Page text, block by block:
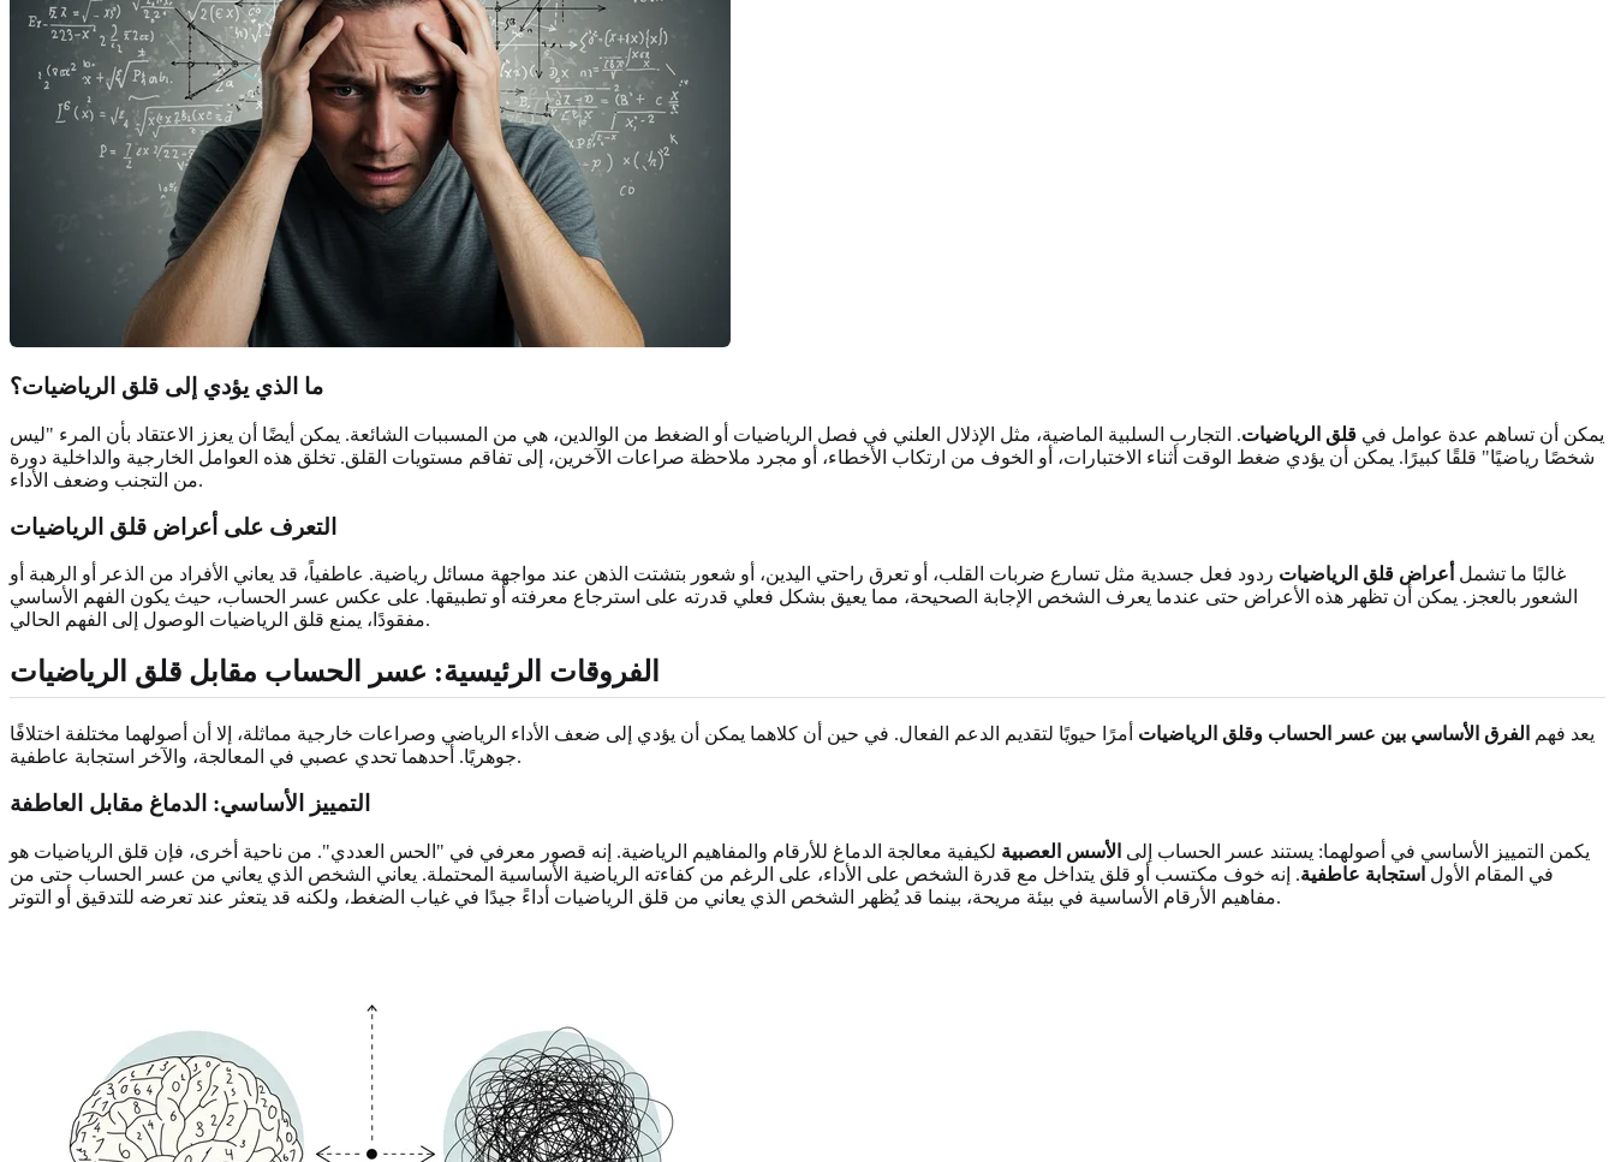
ما الذي يؤدي إلى قلق الرياضيات؟
يمكن أن تساهم عدة عوامل في قلق الرياضيات. التجارب السلبية الماضية، مثل الإذلال العلني في فصل الرياضيات أو الضغط من الوالدين، هي من المسببات الشائعة. يمكن أيضًا أن يعزز الاعتقاد بأن المرء "ليس
شخصًا رياضيًا" قلقًا كبيرًا. يمكن أن يؤدي ضغط الوقت أثناء الاختبارات، أو الخوف من ارتكاب الأخطاء، أو مجرد ملاحظة صراعات الآخرين، إلى تفاقم مستويات القلق. تخلق هذه العوامل الخارجية والداخلية دورة
من التجنب وضعف الأداء.
التعرف على أعراض قلق الرياضيات
غالبًا ما تشمل أعراض قلق الرياضيات ردود فعل جسدية مثل تسارع ضربات القلب، أو تعرق راحتي اليدين، أو شعور بتشتت الذهن عند مواجهة مسائل رياضية. عاطفياً، قد يعاني الأفراد من الذعر أو الرهبة أو
الشعور بالعجز. يمكن أن تظهر هذه الأعراض حتى عندما يعرف الشخص الإجابة الصحيحة، مما يعيق بشكل فعلي قدرته على استرجاع معرفته أو تطبيقها. على عكس عسر الحساب، حيث يكون الفهم الأساسي
مفقودًا، يمنع قلق الرياضيات الوصول إلى الفهم الحالي.
الفروقات الرئيسية: عسر الحساب مقابل قلق الرياضيات
يعد فهم الفرق الأساسي بين عسر الحساب وقلق الرياضيات أمرًا حيويًا لتقديم الدعم الفعال. في حين أن كلاهما يمكن أن يؤدي إلى ضعف الأداء الرياضي وصراعات خارجية مماثلة، إلا أن أصولهما مختلفة اختلافًا
جوهريًا. أحدهما تحدي عصبي في المعالجة، والآخر استجابة عاطفية.
التمييز الأساسي: الدماغ مقابل العاطفة
يكمن التمييز الأساسي في أصولهما: يستند عسر الحساب إلى الأسس العصبية لكيفية معالجة الدماغ للأرقام والمفاهيم الرياضية. إنه قصور معرفي في "الحس العددي". من ناحية أخرى، فإن قلق الرياضيات هو
في المقام الأول استجابة عاطفية. إنه خوف مكتسب أو قلق يتداخل مع قدرة الشخص على الأداء، على الرغم من كفاءته الرياضية الأساسية المحتملة. يعاني الشخص الذي يعاني من عسر الحساب حتى من
مفاهيم الأرقام الأساسية في بيئة مريحة، بينما قد يُظهر الشخص الذي يعاني من قلق الرياضيات أداءً جيدًا في غياب الضغط، ولكنه قد يتعثر عند تعرضه للتدقيق أو التوتر.